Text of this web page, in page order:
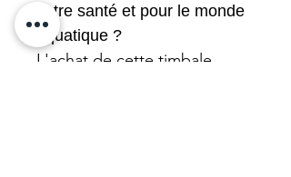
votre santé et pour le monde
aquatique ?
L'achat de cette timbale